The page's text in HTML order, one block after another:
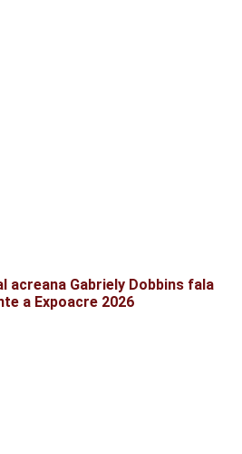
acreana Gabriely Dobbins fala
a Expoacre 2026